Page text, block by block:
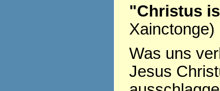
"Christus
Xainctonge)
Was uns
Jesus